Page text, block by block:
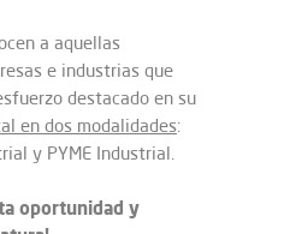
a aquellas
e industrias que
destacado en su
en dos modalidades:
y PYME Industrial.
oportunidad y